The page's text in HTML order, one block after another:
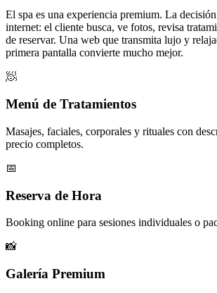
El spa es una experiencia premium. La
internet: el cliente busca, ve fotos, revisa
de reservar. Una web que transmita lujo y
primera pantalla convierte mucho mejor.
🧖
Menú de Tratamientos
Masajes, faciales, corporales y rituales con
precio completos.
📅
Reserva de Hora
Booking online para sesiones individuales o
📸
Galería Premium